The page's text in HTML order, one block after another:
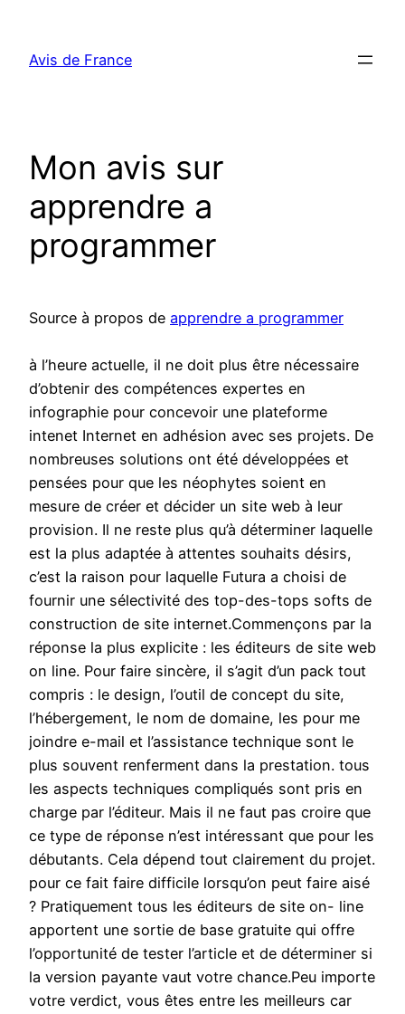
contenu
Avis de France
Mon avis sur
apprendre a
programmer
Source à propos de apprendre a programmer
à l’heure actuelle, il ne doit plus être nécessaire
d’obtenir des compétences expertes en
infographie pour concevoir une plateforme
intenet Internet en adhésion avec ses projets. De
nombreuses solutions ont été développées et
pensées pour que les néophytes soient en
mesure de créer et décider un site web à leur
provision. Il ne reste plus qu’à déterminer laquelle
est la plus adaptée à attentes souhaits désirs,
c’est la raison pour laquelle Futura a choisi de
fournir une sélectivité des top-des-tops softs de
construction de site internet.Commençons par la
réponse la plus explicite : les éditeurs de site web
on line. Pour faire sincère, il s’agit d’un pack tout
compris : le design, l’outil de concept du site,
l’hébergement, le nom de domaine, les pour me
joindre e-mail et l’assistance technique sont le
plus souvent renferment dans la prestation. tous
les aspects techniques compliqués sont pris en
charge par l’éditeur. Mais il ne faut pas croire que
ce type de réponse n’est intéressant que pour les
débutants. Cela dépend tout clairement du projet.
pour ce fait faire difficile lorsqu’on peut faire aisé
? Pratiquement tous les éditeurs de site on- line
apportent une sortie de base gratuite qui offre
l’opportunité de tester l’article et de déterminer si
la version payante vaut votre chance.Peu importe
votre verdict, vous êtes entre les meilleurs car